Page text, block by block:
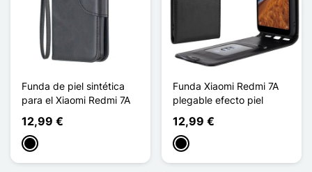
Funda de piel sintética
para el Xiaomi Redmi 7A
12,99 €
Negro
Funda Xiaomi Redmi 7A
plegable efecto piel
12,99 €
Negro